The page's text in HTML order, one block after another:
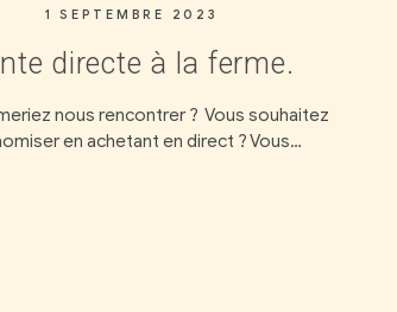
20 AVRIL 2023
Nos produits primés
Millésimes : 2023 : Miel de Châtaignier =>
concours 1001 Dégustations Miel de…